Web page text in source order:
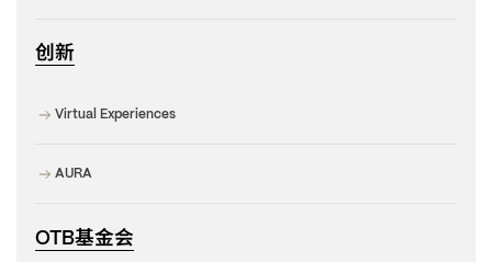
创新
Virtual Experiences
AURA
OTB基金会